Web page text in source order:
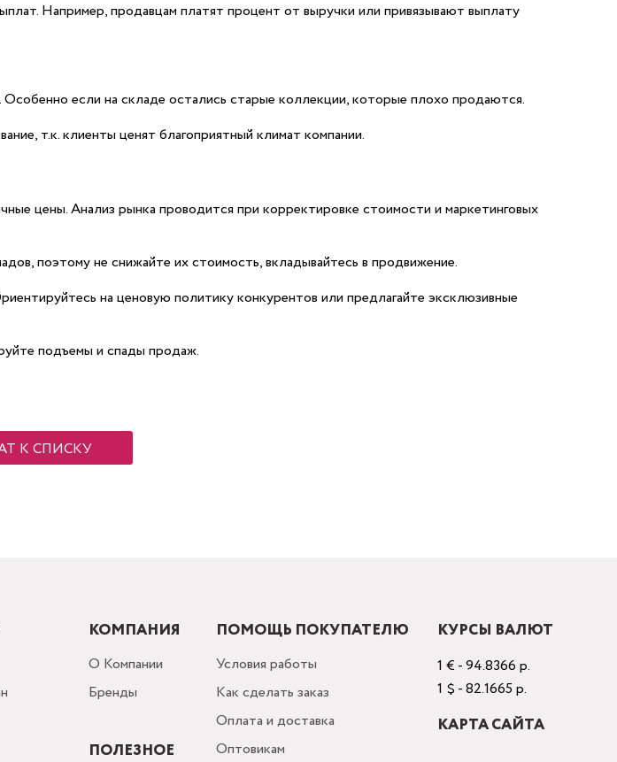
Например, продавцам платят процент от выручки или привязывают выплату
если на складе остались старые коллекции, которые плохо продаются.
т.к. клиенты ценят благоприятный климат компании.
цены. Анализ рынка проводится при корректировке стоимости и маркетинговых
поэтому не снижайте их стоимость, вкладывайтесь в продвижение.
на ценовую политику конкурентов или предлагайте эксклюзивные
подъемы и спады продаж.
К СПИСКУ
КОМПАНИЯ
О Компании
Бренды
ПОЛЕЗНОЕ
ПОМОЩЬ ПОКУПАТЕЛЮ
Условия работы
Как сделать заказ
Оплата и доставка
Оптовикам
КУРСЫ ВАЛЮТ
1 € - 94.8366 р.
1 $ - 82.1665 р.
КАРТА САЙТА